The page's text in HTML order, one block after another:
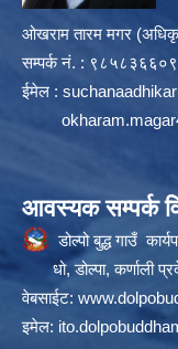
ओखराम तारम मगर
सम्पर्क न‌ं. :
ईमेल :
आवस्यक सम्पर्क
डोल्पो बुद्ध गाउँ
धो, डोल्पा, कर्णाली
वेबसाईट:
इमेल: